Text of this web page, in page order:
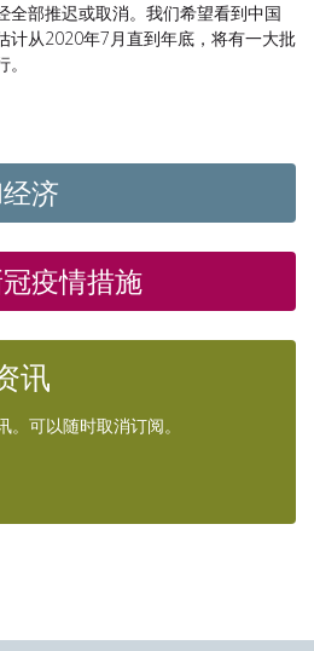
全部推迟或取消。我们希望看到中国
计从2020年7月直到年底，将有一大批
济
疫情措施
讯
可以随时取消订阅。